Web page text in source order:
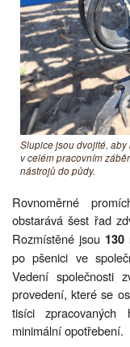
Slupice jsou dvojité,
v celém pracovním
nástrojů do půdy.
Rovnoměrné
obstarává šest řad
Rozmístěné jsou 130
po pšenici ve
Vedení společnosti
provedení, které se
tisíci zpracovaných
minimální opotřebení.